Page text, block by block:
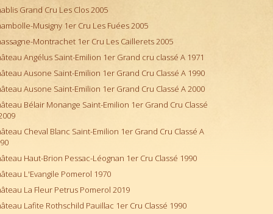
Grand Cru Les Clos 2005
Musigny 1er Cru Les Fuées 2005
Montrachet 1er Cru Les Caillerets 2005
Angélus Saint-Emilion 1er Grand cru classé A 1971
Ausone Saint-Emilion 1er Grand Cru Classé A 1990
Ausone Saint-Emilion 1er Grand Cru Classé A 2000
Bélair Monange Saint-Emilion 1er Grand Cru Classé
Cheval Blanc Saint-Emilion 1er Grand Cru Classé A
Haut-Brion Pessac-Léognan 1er Cru Classé 1990
L'Evangile Pomerol 1970
La Fleur Petrus Pomerol 2019
Lafite Rothschild Pauillac 1er Cru Classé 1990